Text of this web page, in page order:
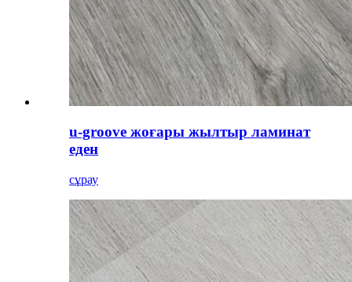
u-groove жоғары жылтыр ламинат
еден
сұрау